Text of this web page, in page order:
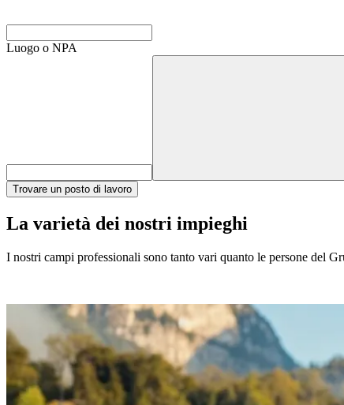
Luogo o NPA
Trovare un posto di lavoro
La varietà dei nostri impieghi
I nostri campi professionali sono tanto vari quanto le persone del